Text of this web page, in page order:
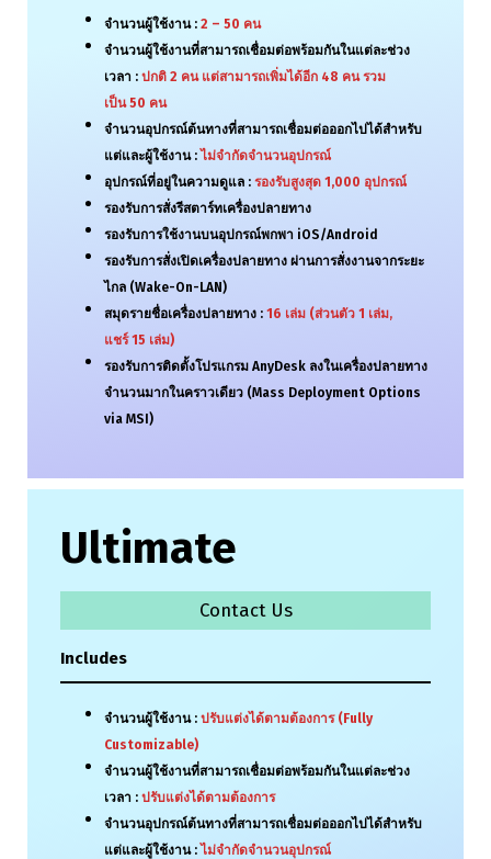
จำนวนผู้ใช้งาน : 2 – 50 คน
จำนวนผู้ใช้งานที่สามารถเชื่อมต่อพร้อมกันในแต่ละช่วง
เวลา : ปกติ 2 คน แต่สามารถเพิ่มได้อีก 48 คน รวม
เป็น50 คน
จำนวนอุปกรณ์ต้นทางที่สามารถเชื่อมต่อออกไปได้สำหรับ
แต่และผู้ใช้งาน : ไม่จำกัดจำนวนอุปกรณ์
อุปกรณ์ที่อยู่ในความดูแล : รองรับสูงสุด 1,000 อุปกรณ์
รองรับการสั่งรีสตาร์ทเครื่องปลายทาง
รองรับการใช้งานบนอุปกรณ์พกพา iOS/Android
รองรับการสั่งเปิดเครื่องปลายทาง ผ่านการสั่งงานจากระยะ
ไกล (Wake-On-LAN)
สมุดรายชื่อเครื่องปลายทาง : 16 เล่ม (ส่วนตัว 1 เล่ม,
แชร์15 เล่ม)
รองรับการติดตั้งโปรแกรม AnyDesk ลงในเครื่องปลายทาง
จำนวนมากในคราวเดียว (Mass Deployment Options
via MSI)
Ultimate
Contact Us
Includes
จำนวนผู้ใช้งาน : ปรับแต่งได้ตามต้องการ (Fully
Customizable)
จำนวนผู้ใช้งานที่สามารถเชื่อมต่อพร้อมกันในแต่ละช่วง
เวลา : ปรับแต่งได้ตามต้องการ
จำนวนอุปกรณ์ต้นทางที่สามารถเชื่อมต่อออกไปได้สำหรับ
แต่และผู้ใช้งาน : ไม่จำกัดจำนวนอุปกรณ์